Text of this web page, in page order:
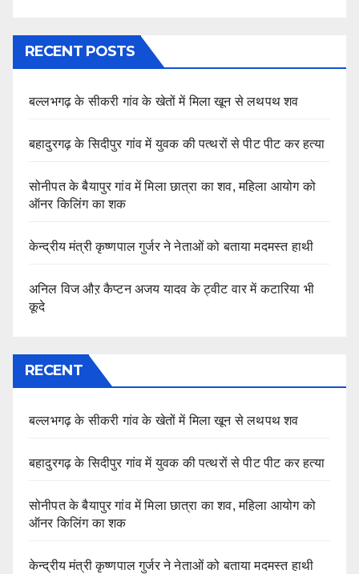
RECENT POSTS
बल्लभगढ़ के सीकरी गांव के खेतों में मिला खून से लथपथ शव
बहादुरगढ़ के सिदीपुर गांव में युवक की पत्थरों से पीट पीट कर हत्या
सोनीपत के बैयापुर गांव में मिला छात्रा का शव, महिला आयोग को
ऑनर किलिंग का शक
केन्द्रीय मंत्री कृष्णपाल गुर्जर ने नेताओं को बताया मदमस्त हाथी
अनिल विज औऱ कैप्टन अजय यादव के ट्वीट वार में कटारिया भी
कूदे
RECENT
बल्लभगढ़ के सीकरी गांव के खेतों में मिला खून से लथपथ शव
बहादुरगढ़ के सिदीपुर गांव में युवक की पत्थरों से पीट पीट कर हत्या
सोनीपत के बैयापुर गांव में मिला छात्रा का शव, महिला आयोग को
ऑनर किलिंग का शक
केन्द्रीय मंत्री कृष्णपाल गुर्जर ने नेताओं को बताया मदमस्त हाथी